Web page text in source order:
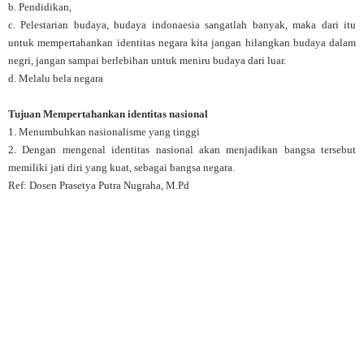
b. Pendidikan,
c. Pelestarian budaya, budaya indonaesia sangatlah banyak, maka dari itu
untuk mempertahankan identitas negara kita jangan hilangkan budaya dalam
negri, jangan sampai berlebihan untuk meniru budaya dari luar.
d. Melalu bela negara
Tujuan Mempertahankan identitas nasional
1. Menumbuhkan nasionalisme yang tinggi
2. Dengan mengenal identitas nasional akan menjadikan bangsa tersebut
memiliki jati diri yang kuat, sebagai bangsa negara.
Ref: Dosen Prasetya Putra Nugraha, M.Pd